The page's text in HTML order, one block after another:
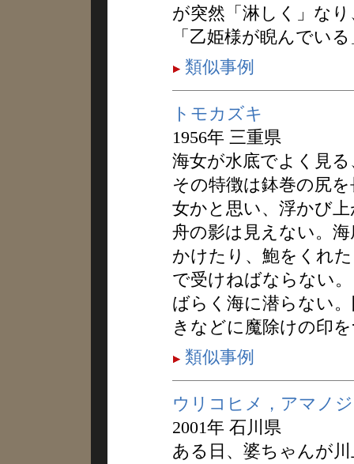
が突然「淋しく」な
「乙姫様が睨んでい
類似事例
トモカズキ
1956年 三重県
海女が水底でよく見
その特徴は鉢巻の尻
女かと思い、浮かび
舟の影は見えない。
かけたり、鮑をくれ
で受けねばならない
ばらく海に潜らない
きなどに魔除けの印
類似事例
ウリコヒメ，アマノ
2001年 石川県
ある日、婆ちゃんが